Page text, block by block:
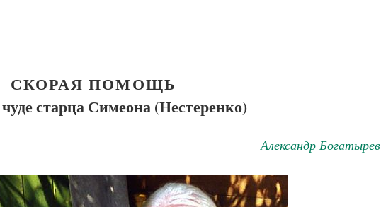
СКОРАЯ ПОМОЩЬ
старца Симеона (Нестеренко)
Александр Богатырев